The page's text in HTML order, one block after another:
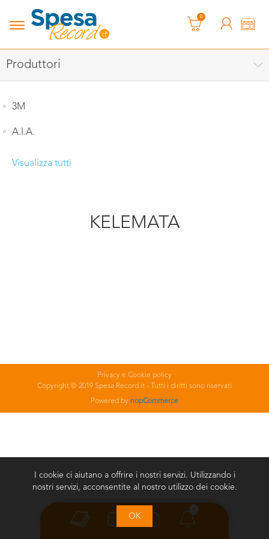
0
Produttori
3M
A.I.A.
Visualizza tutti
KELEMATA
Privacy e Cookie policy
Copyright © 2019 Spesa Record.it - Tutti i diritti sono riservati
Powered by nopCommerce
I cookie ci aiutano a offrire i nostri servizi. Utilizzando i
nostri servizi, acconsentite al nostro utilizzo dei cookie.
OK